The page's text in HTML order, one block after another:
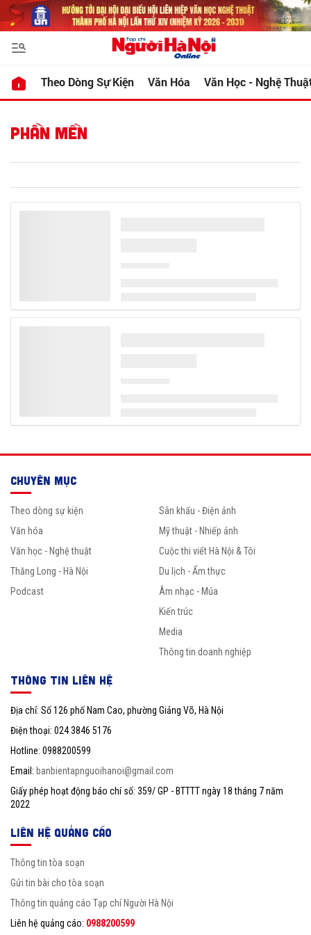
Theo Dòng Sự Kiện Văn Hóa Văn Học - Nghệ
PHẦN MỀN
CHUYÊN MỤC
Theo dòng sự kiện
Văn hóa
Văn học - Nghệ thuật
Thăng Long - Hà Nội
Podcast
Sân khấu - Điện ảnh
Mỹ thuật - Nhiếp ảnh
Cuộc thi viết Hà Nội & Tôi
Du lịch - Ẩm thực
Âm nhạc - Múa
Kiến trúc
Media
Thông tin doanh nghiệp
THÔNG TIN LIÊN HỆ
Địa chỉ: Số 126 phố Nam Cao, phường Giảng Võ, Hà Nội
Điện thoại: 024 3846 5176
Hotline: 0988200599
Email: banbientapnguoihanoi@gmail.com
Giấy phép hoạt động báo chí số: 359/ GP - BTTTT ngày 18 tháng 7 năm
2022
LIÊN HỆ QUẢNG CÁO
Thông tin tòa soạn
Gửi tin bài cho tòa soạn
Thông tin quảng cáo Tạp chí Người Hà Nội
Liên hệ quảng cáo: 0988200599